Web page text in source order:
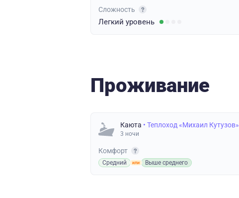
Сложность
Легкий уровень
Проживание
Каюта • Теплоход «Михаил Кутузов»
3 ночи
Комфорт
Средний Выше среднего